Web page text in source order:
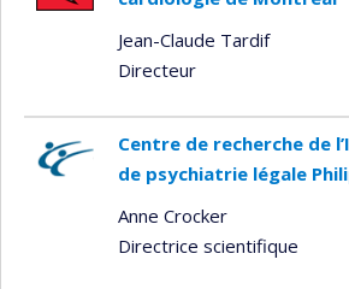
Jean-Claude Tardif
Directeur
Centre de recherche de
de psychiatrie légale
Anne Crocker
Directrice scientifique